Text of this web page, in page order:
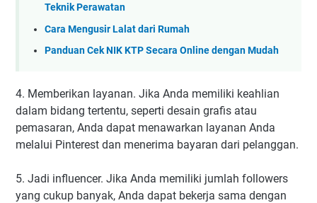
Teknik Perawatan
Cara Mengusir Lalat dari Rumah
Panduan Cek NIK KTP Secara Online dengan Mudah
4. Memberikan layanan. Jika Anda memiliki keahlian
dalam bidang tertentu, seperti desain grafis atau
pemasaran, Anda dapat menawarkan layanan Anda
melalui Pinterest dan menerima bayaran dari pelanggan.
5. Jadi influencer. Jika Anda memiliki jumlah followers
yang cukup banyak, Anda dapat bekerja sama dengan